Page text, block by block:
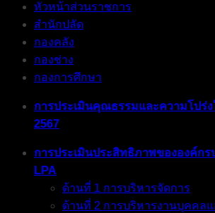
หัวหน้าส่วนราชการ
สำนักปลัด
กองคลัง
กองช่าง
กองการศึกษา
การประเมินคุณธรรมและความโปร่ง
2567
การประเมินประสิทธิภาพขององค์ก
LPA
ด้านที่ 1 การบริหารจัดการ
ด้านที่ 2 การบริหารงานบุคคล